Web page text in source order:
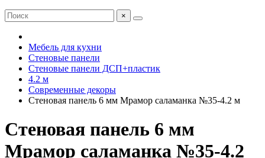
×
Мебель для кухни
Стеновые панели
Стеновые панели ДСП+пластик
4.2 м
Современные декоры
Стеновая панель 6 мм Мрамор саламанка №35-4.2 м
Стеновая панель 6 мм
Мрамор саламанка №35-4.2